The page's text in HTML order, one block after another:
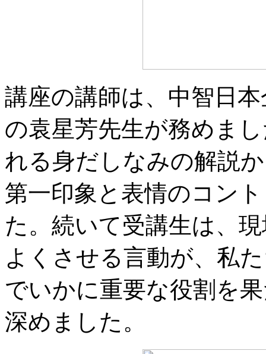
講座の講師は、中智日
の袁星芳先生が務めま
れる身だしなみの解説
第一印象と表情のコン
た。続いて受講生は、
よくさせる言動が、私
でいかに重要な役割を
深めました。